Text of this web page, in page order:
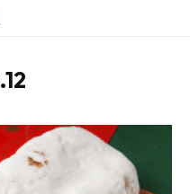
.12